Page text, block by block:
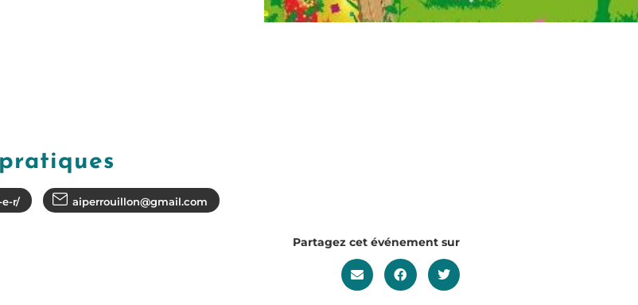
r/ aiperrouillon@gmail.com
Partagez cet événement sur